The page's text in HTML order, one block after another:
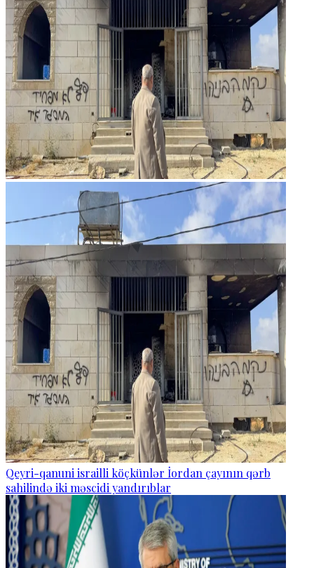
Qeyri-qanuni israilli köçkünlər İordan çayının qərb
sahilində iki məscidi yandırıblar